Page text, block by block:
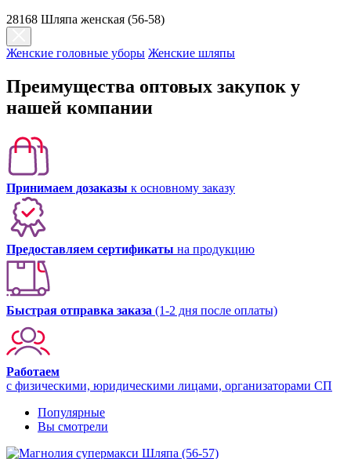
28168 Шляпа женская (56-58)
Женские головные уборы Женские шляпы
Преимущества оптовых закупок у
нашей компании
Принимаем дозаказы к основному заказу
Предоставляем сертификаты на продукцию
Быстрая отправка заказа (1-2 дня после оплаты)
Работаем
с физическими, юридическими лицами, организаторами СП
Популярные
Вы смотрели